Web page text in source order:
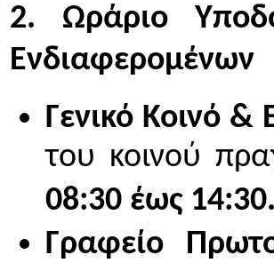
2. Ωράριο
Ενδιαφερομένων
Γενικό Κοινό &
του κοινού
08:30 έως 14:30.
Γραφείο